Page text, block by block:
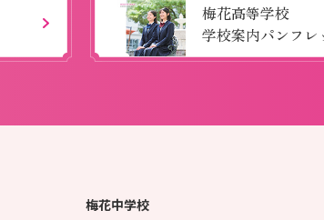
梅花高等学校
学校案内パンフレ
梅花中学校